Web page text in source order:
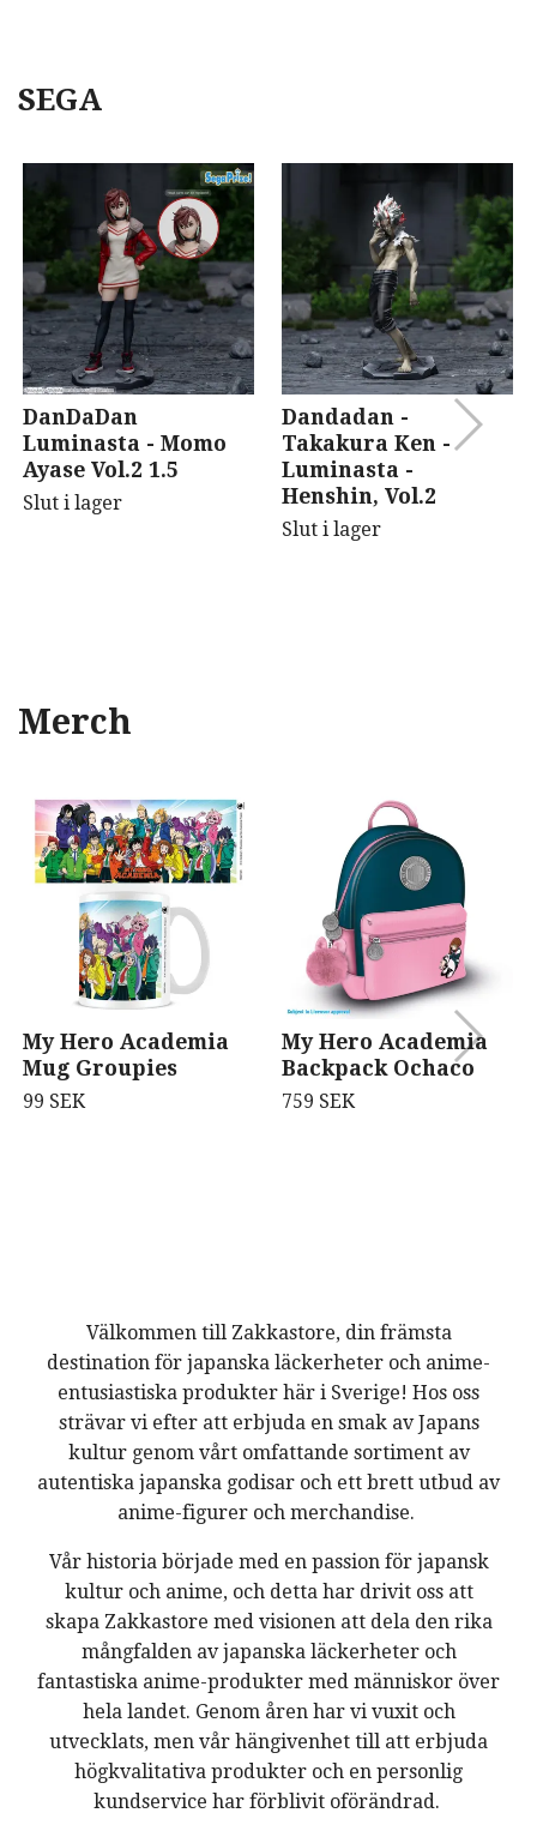
SEGA
DanDaDan
Luminasta - Momo
Ayase Vol.2 1.5
Slut i lager
Dandadan -
Takakura Ken -
Luminasta -
Henshin, Vol.2
Slut i lager
Merch
My Hero Academia
Mug Groupies
99 SEK
My Hero Academia
Backpack Ochaco
759 SEK
Välkommen till Zakkastore, din främsta
destination för japanska läckerheter och anime-
entusiastiska produkter här i Sverige! Hos oss
strävar vi efter att erbjuda en smak av Japans
kultur genom vårt omfattande sortiment av
autentiska japanska godisar och ett brett utbud av
anime-figurer och merchandise.
Vår historia började med en passion för japansk
kultur och anime, och detta har drivit oss att
skapa Zakkastore med visionen att dela den rika
mångfalden av japanska läckerheter och
fantastiska anime-produkter med människor över
hela landet. Genom åren har vi vuxit och
utvecklats, men vår hängivenhet till att erbjuda
högkvalitativa produkter och en personlig
kundservice har förblivit oförändrad.